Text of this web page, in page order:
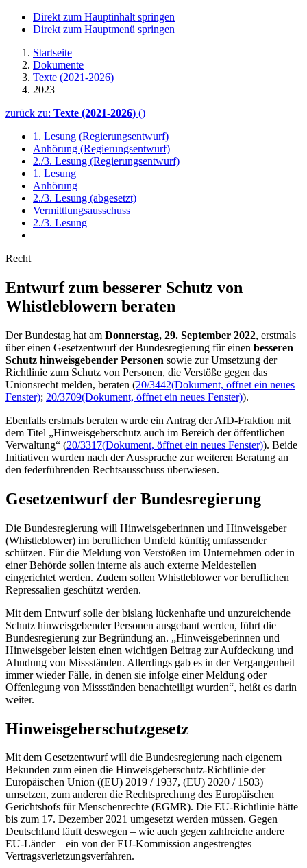
Direkt zum Hauptinhalt springen
Direkt zum Hauptmenü springen
Startseite
Dokumente
Texte (2021-2026)
2023
zurück zu: Texte (2021-2026) ()
1. Lesung (Regierungsentwurf)
Anhörung (Regierungsentwurf)
2./3. Lesung (Regierungsentwurf)
1. Lesung
Anhörung
2./3. Lesung (abgesetzt)
Vermittlungsausschuss
2./3. Lesung
Recht
Entwurf zum besserer Schutz von
Whistleblowern beraten
Der Bundestag hat am Donnerstag, 29. September 2022, erstmals
über einen Gesetzentwurf der Bundesregierung für einen besseren
Schutz hinweisgebender Personen sowie zur Umsetzung der
Richtlinie zum Schutz von Personen, die Verstöße gegen das
Unionsrecht melden, beraten (20/3442(Dokument, öffnet ein neues
Fenster); 20/3709(Dokument, öffnet ein neues Fenster)).
Ebenfalls erstmals beraten wurde ein Antrag der AfD-Fraktion mit
dem Titel „Hinweisgeberschutz auch im Bereich der öffentlichen
Verwaltung“ (20/3317(Dokument, öffnet ein neues Fenster)). Beide
Initiativen wurden nach der Aussprache zur weiteren Beratung an
den federführenden Rechtsausschuss überwiesen.
Gesetzentwurf der Bundesregierung
Die Bundesregierung will Hinweisgeberinnen und Hinweisgeber
(Whistleblower) im beruflichen Umfeld künftig umfassender
schützen. Für die Meldung von Verstößen im Unternehmen oder in
einer Behörde sollen interne als auch externe Meldestellen
eingerichtet werden. Zudem sollen Whistleblowervor beruflichen
Repressalien geschützt werden.
Mit dem Entwurf solle der bislang lückenhafte und unzureichende
Schutz hinweisgebender Personen ausgebaut werden, führt die
Bundesregierung zur Begründung an. „Hinweisgeberinnen und
Hinweisgeber leisten einen wichtigen Beitrag zur Aufdeckung und
Ahndung von Missständen. Allerdings gab es in der Vergangenheit
immer wieder Fälle, in denen sie infolge einer Meldung oder
Offenlegung von Missständen benachteiligt wurden“, heißt es darin
weiter.
Hinweisgeberschutzgesetz
Mit dem Gesetzentwurf will die Bundesregierung nach eigenem
Bekunden zum einen die Hinweisgeberschutz-Richtlinie der
Europäischen Union ((EU) 2019 / 1937, (EU) 2020 / 1503)
umsetzen, zum anderen die Rechtsprechung des Europäischen
Gerichtshofs für Menschenrechte (EGMR). Die EU-Richtlinie hätte
bis zum 17. Dezember 2021 umgesetzt werden müssen. Gegen
Deutschland läuft deswegen – wie auch gegen zahlreiche andere
EU-Länder – ein von der EU-Kommission angestrengtes
Vertragsverletzungsverfahren.